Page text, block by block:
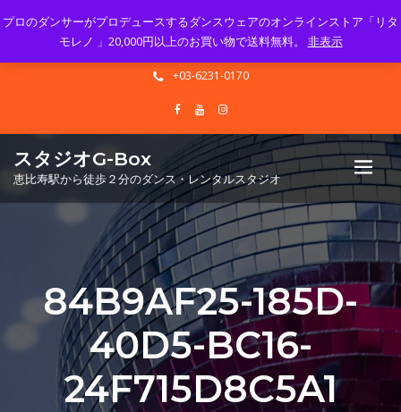
Mon - Sun 10.00 - 23.00
info@gbox-tango.com
+03-6231-0170
スタジオG-Box
恵比寿駅から徒歩２分のダンス・レンタルスタジオ
84B9AF25-185D-
40D5-BC16-
24F715D8C5A1
プロのダンサーがプロデュースするダンスウェアのオンラインストア「リタ
モレノ 」20,000円以上のお買い物で送料無料。 非表示